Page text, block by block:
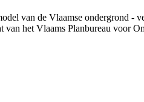
van de Vlaamse ondergrond -
het Vlaams Planbureau voor